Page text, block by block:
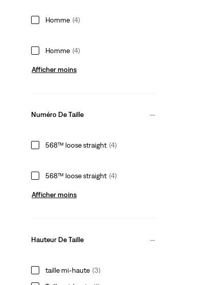
Homme (4)
Homme (4)
Afficher moins
Numéro De Taille
568™ loose straight (4)
568™ loose straight (4)
Afficher moins
Hauteur De Taille
taille mi‑haute (3)